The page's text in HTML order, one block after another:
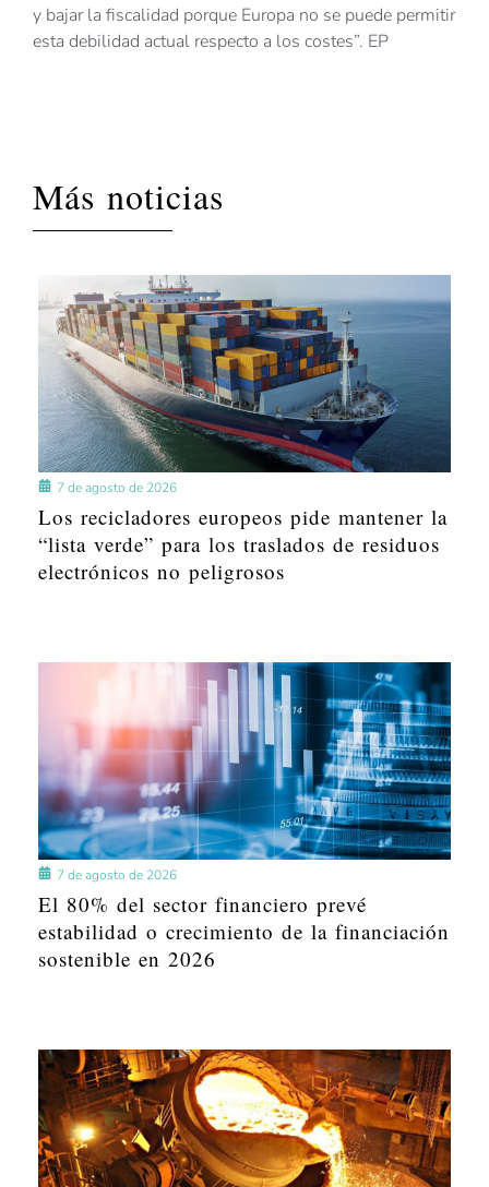
y bajar la fiscalidad porque Europa no se puede permitir
esta debilidad actual respecto a los costes”. EP
Más noticias
7 de agosto de 2026
Los recicladores europeos pide mantener la
“lista verde” para los traslados de residuos
electrónicos no peligrosos
7 de agosto de 2026
El 80% del sector financiero prevé
estabilidad o crecimiento de la financiación
sostenible en 2026